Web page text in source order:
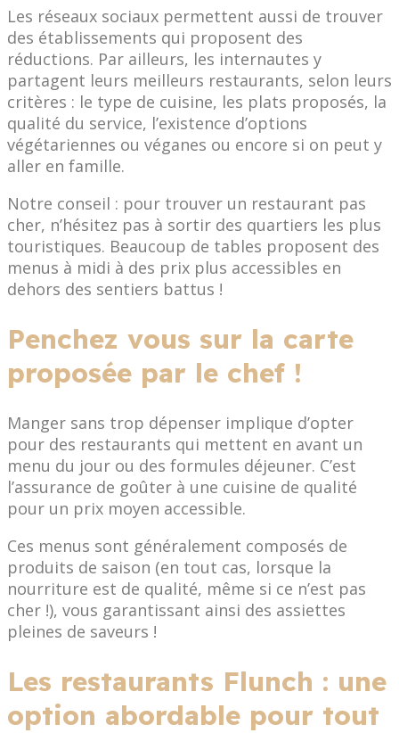
Les réseaux sociaux permettent aussi de trouver
des établissements qui proposent des
réductions. Par ailleurs, les internautes y
partagent leurs meilleurs restaurants, selon leurs
critères : le type de cuisine, les plats proposés, la
qualité du service, l’existence d’options
végétariennes ou véganes ou encore si on peut y
aller en famille.
Notre conseil : pour trouver un restaurant pas
cher, n’hésitez pas à sortir des quartiers les plus
touristiques. Beaucoup de tables proposent des
menus à midi à des prix plus accessibles en
dehors des sentiers battus !
Penchez vous sur la carte
proposée par le chef !
Manger sans trop dépenser implique d’opter
pour des restaurants qui mettent en avant un
menu du jour ou des formules déjeuner. C’est
l’assurance de goûter à une cuisine de qualité
pour un prix moyen accessible.
Ces menus sont généralement composés de
produits de saison (en tout cas, lorsque la
nourriture est de qualité, même si ce n’est pas
cher !), vous garantissant ainsi des assiettes
pleines de saveurs !
Les restaurants Flunch : une
option abordable pour tout